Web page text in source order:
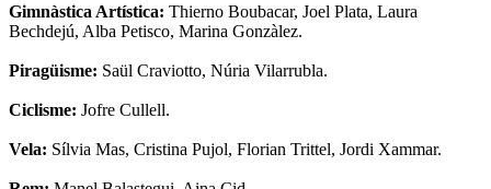
Gimnàstica Artística: Thierno Boubacar, Joel Plata, Laura
Bechdejú, Alba Petisco, Marina Gonzàlez.
Piragüisme: Saül Craviotto, Núria Vilarrubla.
Ciclisme: Jofre Cullell.
Vela: Sílvia Mas, Cristina Pujol, Florian Trittel, Jordi Xammar.